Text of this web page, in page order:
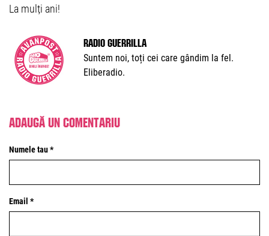
La mulți ani!
Radio Guerrilla
Suntem noi, toți cei care gândim la fel.
Eliberadio.
Adaugă un comentariu
Numele tau *
Email *